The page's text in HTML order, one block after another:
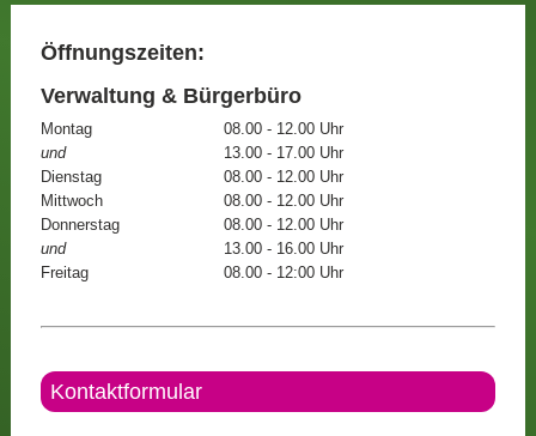
Öffnungszeiten:
Verwaltung & Bürgerbüro
Montag
08.00 - 12.00 Uhr
und
13.00 - 17.00 Uhr
Dienstag
08.00 - 12.00 Uhr
Mittwoch
08.00 - 12.00 Uhr
Donnerstag
08.00 - 12.00 Uhr
und
13.00 - 16.00 Uhr
Freitag
08.00 - 12:00 Uhr
Kontaktformular